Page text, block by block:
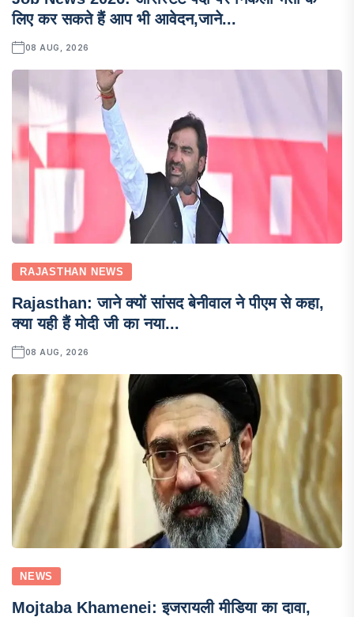
लिए कर सकते हैं आप भी आवेदन,जाने...
08 AUG, 2026
RAJASTHAN NEWS
Rajasthan: जाने क्यों सांसद बेनीवाल ने पीएम से कहा,
क्या यही हैं मोदी जी का नया...
08 AUG, 2026
NEWS
Mojtaba Khamenei: इजरायली मीडिया का दावा,